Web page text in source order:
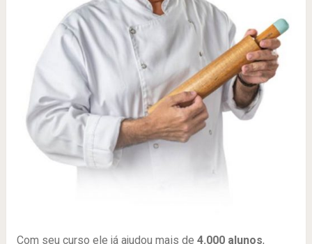
Com seu curso ele já ajudou mais de 4.000 alunos,